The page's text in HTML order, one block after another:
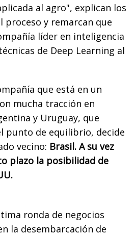
al agro", explican los
proceso y remarcan que
líder en inteligencia
de Deep Learning al
que está en un
mucha tracción en
y Uruguay, que
punto de equilibrio, decide
vecino: Brasil. A su vez
plazo la posibilidad de
ronda de negocios
la desembarcación de